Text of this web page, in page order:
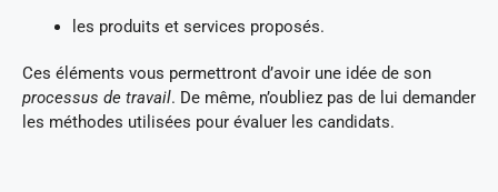
les produits et services proposés.
Ces éléments vous permettront d’avoir une idée de son
processus de travail. De même, n’oubliez pas de lui demander
les méthodes utilisées pour évaluer les candidats.